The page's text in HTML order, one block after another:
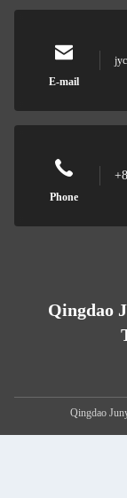
E-mail
Phone
Qingdao
Qingdao